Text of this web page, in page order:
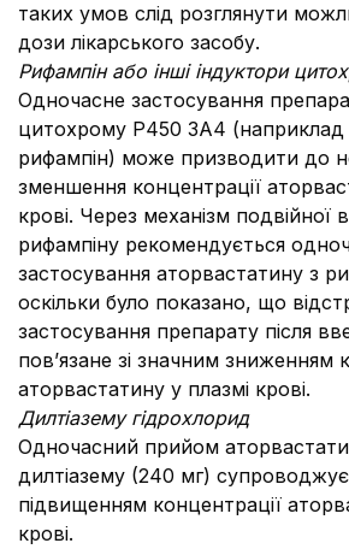
таких умов слід розглянути
дози лікарського засобу.
Рифампін або інші індуктори
Одночасне застосування
цитохрому P450 3A4 (наприклад
рифампін) може призводити до
зменшення концентрації
крові. Через механізм подвійної
рифампіну рекомендується
застосування аторвастатину з
оскільки було показано, що
застосування препарату після
пов’язане зі значним зниженням
аторвастатину у плазмі крові.
Дилтіазему гідрохлорид
Одночасний прийом
дилтіазему (240 мг)
підвищенням концентрації
крові.